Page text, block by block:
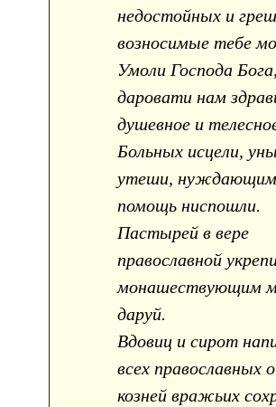
недостойных и
возносимые тебе
Умоли Господа Бога,
даровати нам
душевное и
Больных исцели,
утеши,
помощь ниспошли.
Пастырей в вере
православной
монашествующим
даруй.
Вдовиц и сирот
всех православных
козней вражьих